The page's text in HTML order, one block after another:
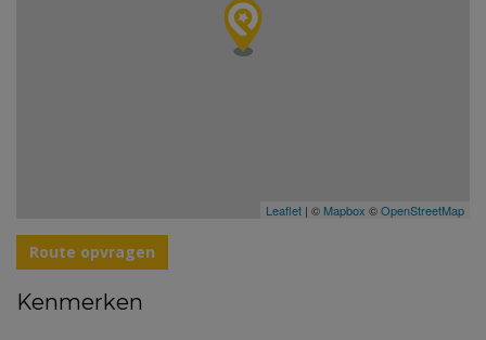
Leaflet | © Mapbox ©OpenStreetMap
Route opvragen
Kenmerken